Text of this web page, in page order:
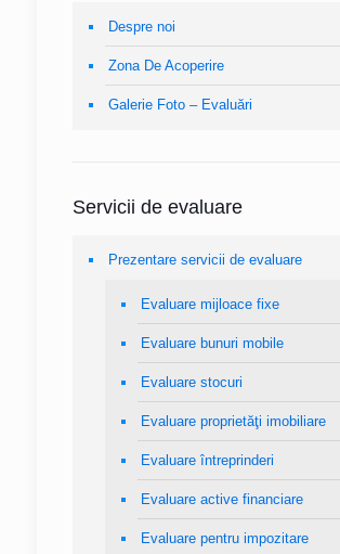
Despre noi
Zona De Acoperire
Galerie Foto – Evaluări
Servicii de evaluare
Prezentare servicii de evaluare
Evaluare mijloace fixe
Evaluare bunuri mobile
Evaluare stocuri
Evaluare proprietăţi imobiliare
Evaluare întreprinderi
Evaluare active financiare
Evaluare pentru impozitare